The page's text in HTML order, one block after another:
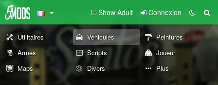
Show Adult Connexion
Utilitaires Véhicules
Peintures
Armes
Scripts
Joueur
Maps
Divers Plus